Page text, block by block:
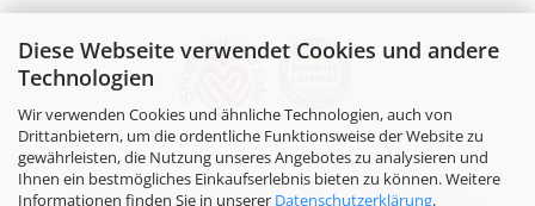
Diese Webseite verwendet Cookies und andere
Technologien
Wir verwenden Cookies und ähnliche Technologien, auch von
Drittanbietern, um die ordentliche Funktionsweise der Website zu
gewährleisten, die Nutzung unseres Angebotes zu analysieren und
Ihnen ein bestmögliches Einkaufserlebnis bieten zu können. Weitere
Informationen finden Sie in unserer Datenschutzerklärung.
Alle Preise verstehen sich inklusive der gesetzlichen